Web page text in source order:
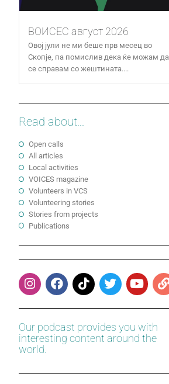
ВОИСЕС август 2026
Овој јули не ми беше прв месец во
Скопје, па помислив дека ќе можам да
се справам со жештината....
Read about...
Open calls
All articles
Local activities
VOICES magazine
Volunteers in VCS
Volunteering stories
Stories from projects
Publications
Our podcast provides you with
interesting content around the
world.